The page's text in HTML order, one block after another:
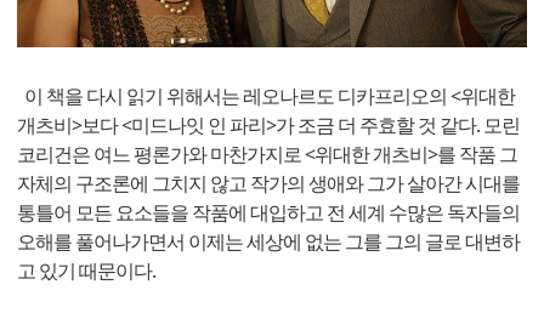
이 책을 다시 읽기 위해서는 레오나르도 디카프리오의 <위대한
개츠비>보다 <미드나잇 인 파리>가 조금 더 주효할 것 같다. 모린
코리건은 여느 평론가와 마찬가지로 <위대한 개츠비>를 작품 그
자체의 구조론에 그치지 않고 작가의 생애와 그가 살아간 시대를
통틀어 모든 요소들을 작품에 대입하고 전 세계 수많은 독자들의
오해를 풀어나가면서 이제는 세상에 없는 그를 그의 글로 대변하
고 있기 때문이다.